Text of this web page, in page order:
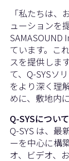
「私たちは、
ューションを
SAMASOUND
ています。こ
スを提供しま
て、Q-SYSソ
をより深く理
めに、敷地内
Q-SYSについて
Q-SYS は、最
ーを中心に構
オ、ビデオ、